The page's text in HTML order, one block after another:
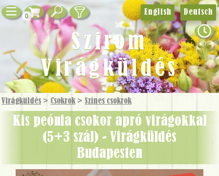
0
Virágküldés > Csokrok >Színes csokrok
Kis peónia csokor apró virágokkal
(5+3 szál) - Virágküldés
Budapesten
English Deutsch
Szirom
Virágküldés